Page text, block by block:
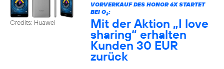
Credits: Huawei
VORVERKAUF DES HONOR 6X STARTET
BEI O2:
Mit der Aktion „I love
sharing“ erhalten
Kunden 30 EUR
zurück